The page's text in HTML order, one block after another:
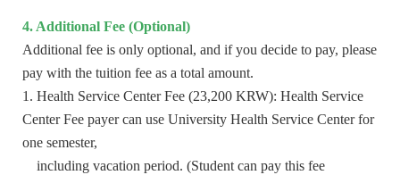
4. Additional Fee (Optional)
Additional fee is only optional, and if you decide to pay, please
pay with the tuition fee as a total amount.
1. Health Service Center Fee (23,200 KRW): Health Service
Center Fee payer can use University Health Service Center for
one semester,
including vacation period. (Student can pay this fee